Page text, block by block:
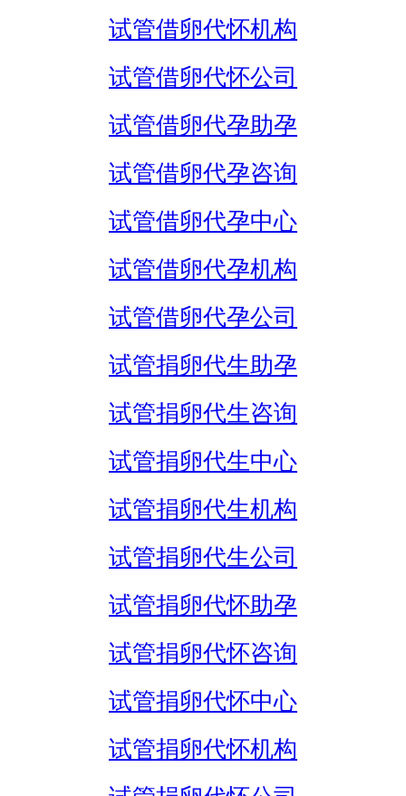
试管借卵代怀机构
试管借卵代怀公司
试管借卵代孕助孕
试管借卵代孕咨询
试管借卵代孕中心
试管借卵代孕机构
试管借卵代孕公司
试管捐卵代生助孕
试管捐卵代生咨询
试管捐卵代生中心
试管捐卵代生机构
试管捐卵代生公司
试管捐卵代怀助孕
试管捐卵代怀咨询
试管捐卵代怀中心
试管捐卵代怀机构